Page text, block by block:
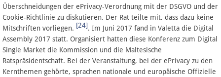
Überschneidungen der ePrivacy-Verordnung mit der DSGVO und der
Cookie-Richtlinie zu diskutieren, Der Rat teilte mit, dass dazu keine
Mitschriften vorliegen. [24]. Im Juni 2017 fand in Valetta die Digital
Assembly 2017 statt. Organisiert hatten diese Konferenz zum Digital
Single Market die Kommission und die Maltesische
Ratspräsidentschaft. Bei der Veranstaltung, bei der ePrivacy zu den
Kernthemen gehörte, sprachen nationale und europäische Offizielle